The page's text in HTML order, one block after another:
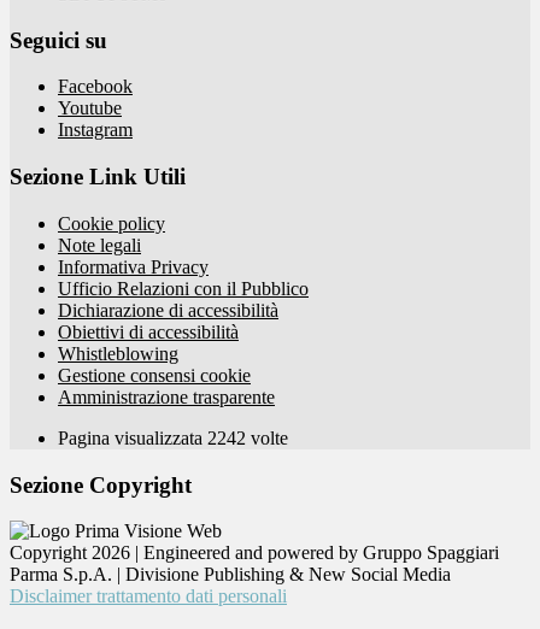
Seguici su
Facebook
Youtube
Instagram
Sezione Link Utili
Cookie policy
Note legali
Informativa Privacy
Ufficio Relazioni con il Pubblico
Dichiarazione di accessibilità
Obiettivi di accessibilità
Whistleblowing
Gestione consensi cookie
Amministrazione trasparente
Pagina visualizzata 2242 volte
Sezione Copyright
Copyright 2026 | Engineered and powered by Gruppo Spaggiari
Parma S.p.A. | Divisione Publishing & New Social Media
Disclaimer trattamento dati personali